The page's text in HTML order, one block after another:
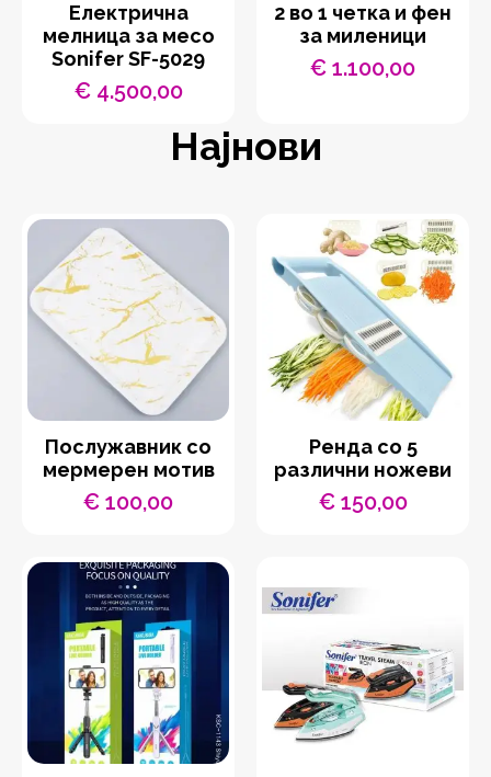
Eлектрична
мелница за месо
Sonifer SF-5029
€4.500,00
2 во 1 четка и фен
за миленици
€ 1.100,00
Најнови
Послужавник со
мермерен мотив
€ 100,00
Ренда со 5
различни ножеви
€150,00